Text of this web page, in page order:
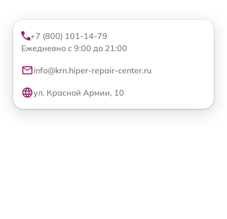
+7 (800) 101-14-79
Ежедневно с 9:00 до 21:00
info@krn.hiper-repair-center.ru
ул. Красной Армии, 10